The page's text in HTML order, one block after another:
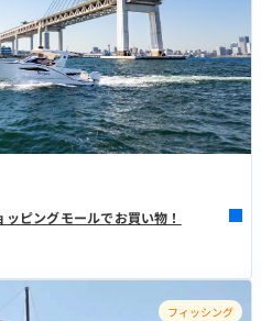
ピングモールでお買い物！
フィッシング